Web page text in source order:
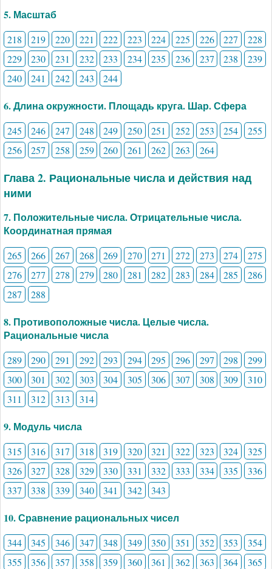
5. Масштаб
218 219 220 221 222 223 224 225 226 227
228
229
230 231 232 233 234 235 236 237 238
239
240
241 242 243 244
6. Длина окружности. Площадь круга. Шар. Сфера
245 246 247 248 249 250 251 252 253 254
255
256
257 258 259 260 261 262 263 264
Глава 2. Рациональные числа и действия над
ними
7. Положительные числа. Отрицательные числа.
Координатная прямая
265 266 267 268 269 270 271 272 273 274
275
276
277 278 279 280 281 282 283 284 285
286
287
288
8. Противоположные числа. Целые числа.
Рациональные числа
289 290 291 292 293 294 295 296 297 298
299
300
301 302 303 304 305 306 307 308 309
310
311
312 313 314
9. Модуль числа
315 316 317 318 319 320 321 322 323 324
325
326
327 328 329 330 331 332 333 334 335
336
337
338 339 340 341 342 343
10. Сравнение рациональных чисел
344 345 346 347 348 349 350 351 352 353
354
355
356 357 358 359 360 361 362 363 364
365